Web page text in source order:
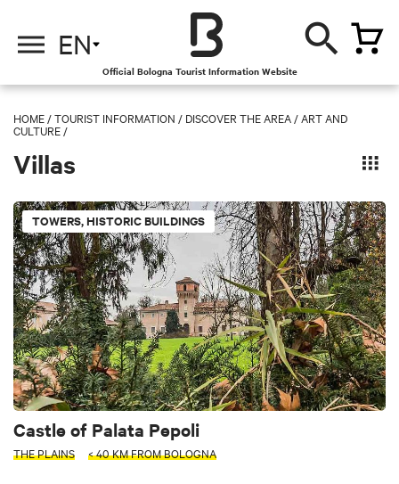
EN
Official Bologna Tourist Information Website
HOME /TOURIST INFORMATION / DISCOVER THE AREA /ART AND
CULTURE /
Villas
TOWERS, HISTORIC BUILDINGS
Castle of Palata Pepoli
THE PLAINS < 40 KM FROM BOLOGNA